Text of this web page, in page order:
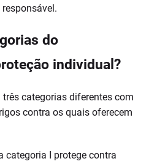
do
individual?
categorias diferentes com
contra os quais oferecem
categoria I protege contra